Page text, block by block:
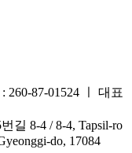
260-87-01524
대표
길 8-4 / 8-4, Tapsil-ro
do, 17084